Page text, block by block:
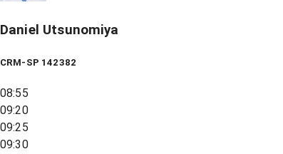
Daniel Utsunomiya
CRM-SP 142382
08:55
09:20
09:25
09:30